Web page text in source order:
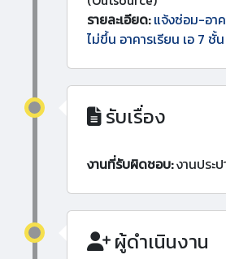
รายละเอียด: แจ้งซ่อม-อา
ไม่ขึ้น อาคารเรียน เอ 7
รับเรื่อง
งานที่รับผิดชอบ:งานประป
ผู้ดำเนินงาน